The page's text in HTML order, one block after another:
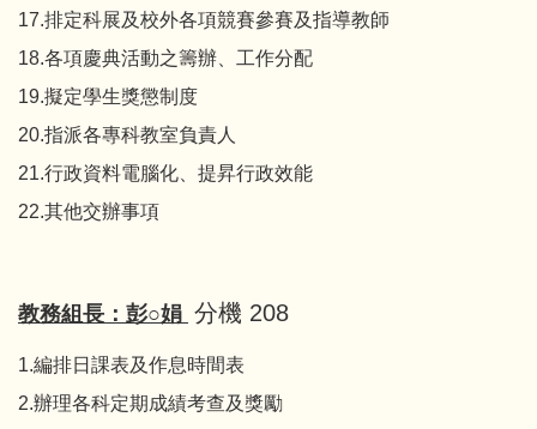
17.排定科展及校外各項競賽參賽及指導教師
18.各項慶典活動之籌辦、工作分配
19.擬定學生獎懲制度
20.指派各專科教室負責人
21.行政資料電腦化、提昇行政效能
22.其他交辦事項
教務組長：彭○娟 分機 208
1.編排日課表及作息時間表
2.辦理各科定期成績考查及獎勵